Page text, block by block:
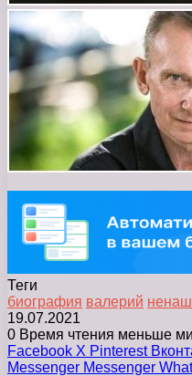
Теги
биография валерий
19.07.2021
0 Время чтения меньше
Facebook X Pinterest
Messenger Messenger